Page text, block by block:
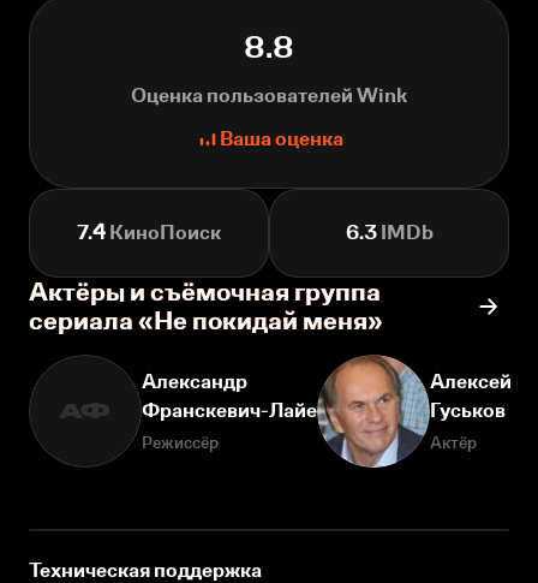
8.8
Оценка пользователей Wink
Ваша оценка
7.4 КиноПоиск 6.3IMDb
Актёры и съёмочная группа
сериала «Не покидай меня»
АФ
Александр
Франскевич-Лайе
Режиссёр
Алексей
Гуськов
Актёр
Техническая поддержка